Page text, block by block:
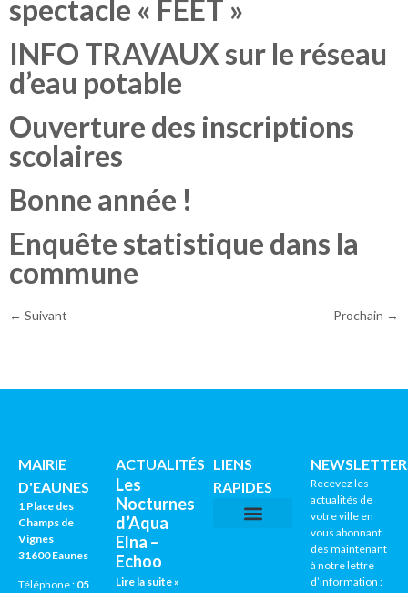
spectacle « FEET »
INFO TRAVAUX sur le réseau
d’eau potable
Ouverture des inscriptions
scolaires
Bonne année !
Enquête statistique dans la
commune
← Suivant Prochain →
MAIRIE
D'EAUNES
1 Place des
Champs de
Vignes
31600 Eaunes
Téléphone : 05
ACTUALITÉS
Les
Nocturnes
d’Aqua
Elna –
Echoo
Lire la suite »
LIENS
RAPIDES
Recevez les
actualités de
votre ville en
vous abonnant
dès maintenant
à notre lettre
d’information :